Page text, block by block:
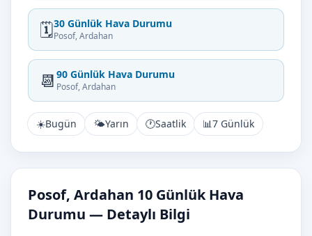
🗓️30 Günlük Hava Durumu
Posof, Ardahan
📆 90 Günlük Hava Durumu
Posof, Ardahan
☀️Bugün 🌤️Yarın 🕐Saatlik 📊7 Günlük
Posof, Ardahan 10 Günlük Hava
Durumu — Detaylı Bilgi